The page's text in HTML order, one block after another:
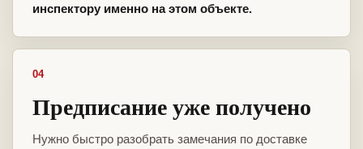
инспектору именно на этом объекте.
04
Предписание уже получено
Нужно быстро разобрать замечания по доставке